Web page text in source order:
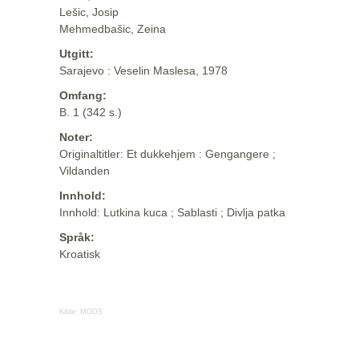
Lešic, Josip
Mehmedbašic, Zeina
Utgitt:
Sarajevo : Veselin Maslesa, 1978
Omfang:
B. 1 (342 s.)
Noter:
Originaltitler: Et dukkehjem : Gengangere ;
Vildanden
Innhold:
Innhold: Lutkina kuca ; Sablasti ; Divlja patka
Språk:
Kroatisk
Kilde: MODS